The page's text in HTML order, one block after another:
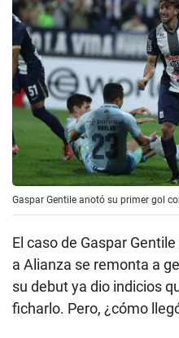
Gaspar Gentile anotó su primer gol
El caso de Gaspar
a Alianza se remonta a
su debut ya dio indicios
ficharlo. Pero, ¿cómo